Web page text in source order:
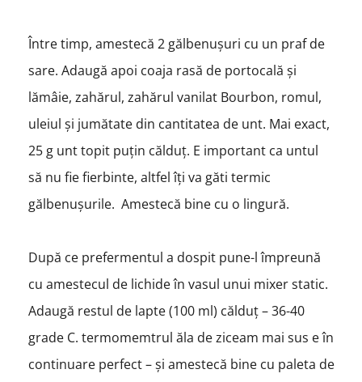
Între timp, amestecă 2 gălbenușuri cu un praf de
sare. Adaugă apoi coaja rasă de portocală și
lămâie, zahărul, zahărul vanilat Bourbon, romul,
uleiul și jumătate din cantitatea de unt. Mai exact,
25 g unt topit puțin călduț. E important ca untul
să nu fie fierbinte, altfel îți va găti termic
gălbenușurile. Amestecă bine cu o lingură.
După ce prefermentul a dospit pune-l împreună
cu amestecul de lichide în vasul unui mixer static.
Adaugă restul de lapte (100 ml) călduț – 36-40
grade C. termomemtrul ăla de ziceam mai sus e în
continuare perfect – și amestecă bine cu paleta de